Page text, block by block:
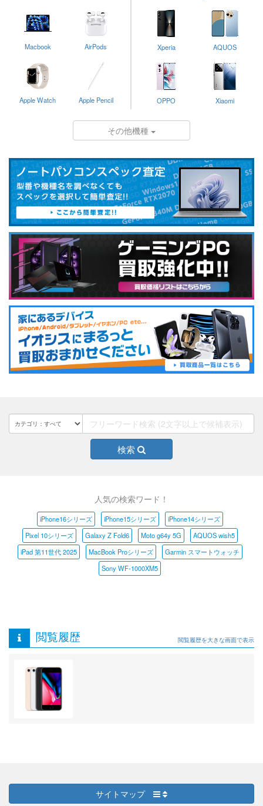
Macbook AirPods
Apple Watch Apple Pencil
Xperia AQUOS
OPPO Xiaomi
その他機種
検索
人気の検索ワード！
iPhone16シリーズ iPhone15シリーズ
iPhone14シリーズ
Pixel 10シリーズ
Galaxy Z Fold6 Moto g64y 5G
AQUOS wish5
iPad 第11世代 2025
MacBook Proシリーズ
Garmin スマートウォッチ
Sony WF-1000XM5
閲覧履歴 閲覧履歴を大きな画面で表示
サイトマップ